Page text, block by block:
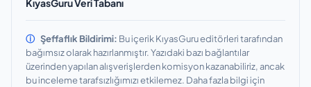
KıyasGuru Veri Tabanı
ⓘ Şeffaflık Bildirimi: Bu içerik KıyasGuru editörleri tarafından
bağımsız olarak hazırlanmıştır.Yazıdaki bazı bağlantılar
üzerinden yapılan alışverişlerden komisyon kazanabiliriz, ancak
bu inceleme tarafsızlığımızı etkilemez. Daha fazla bilgi için